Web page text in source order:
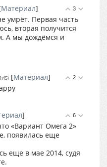
3
Материал]
умрёт. Первая часть
вторая получится
А мы дождёмся и
2
[Материал]
6
]
«Вариант Омега 2»
появилась еще
еще в мае 2014, судя